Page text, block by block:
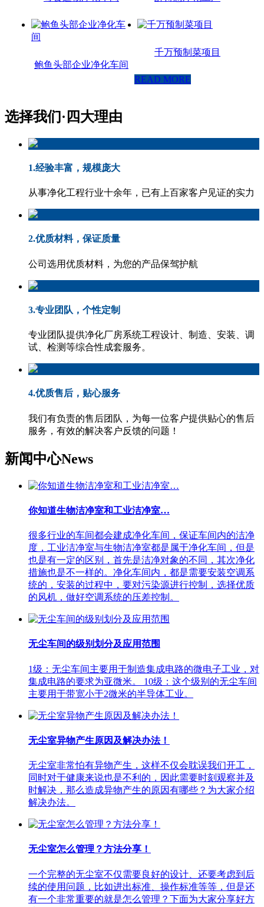
鲍鱼头部企业净化车间
千万预制菜项目
READ MORE
选择我们· 四大理由
1.经验丰富，规模庞大
从事净化工程行业十余年，已有上百家客户见证的实力
2.优质材料，保证质量
公司选用优质材料，为您的产品保驾护航
3.专业团队，个性定制
专业团队提供净化厂房系统工程设计、制造、安装、调
试、检测等综合性成套服务。
4.优质售后，贴心服务
我们有负责的售后团队，为每一位客户提供贴心的售后
服务，有效的解决客户反馈的问题！
新闻中心News
你知道生物洁净室和工业洁净室…
很多行业的车间都会建成净化车间，保证车间内的洁净
度，工业洁净室与生物洁净室都是属于净化车间，但是
也是有一定的区别，首先是洁净对象的不同，其次净化
措施也是不一样的。净化车间内，都是需要安装空调系
统的，安装的过程中，要对污染源进行控制，选择优质
的风机，做好空调系统的压差控制。
无尘车间的级别划分及应用范围
1级：无尘车间主要用于制造集成电路的微电子工业，对
集成电路的要求为亚微米。 10级：这个级别的无尘车间
主要用于带宽小于2微米的半导体工业。
无尘室异物产生原因及解决办法！
无尘室非常怕有异物产生，这样不仅会耽误我们开工，
同时对于健康来说也是不利的，因此需要时刻观察并及
时解决，那么造成异物产生的原因有哪些？为大家介绍
解决办法。
无尘室怎么管理？方法分享！
一个完整的无尘室不仅需要良好的设计、还要考虑到后
续的使用问题，比如进出标准、操作标准等等，但是还
有一个非常重要的就是怎么管理？下面为大家分享好方